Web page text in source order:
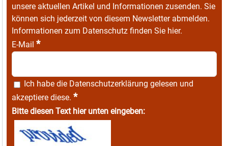
unsere aktuellen Artikel und Informationen zusenden. Sie
können sich jederzeit von diesem Newsletter abmelden.
Informationen zum Datenschutz finden Sie hier.
E-Mail *
Ich habe die Datenschutzerklärung gelesen und
akzeptiere diese. *
Bitte diesen Text hier unten eingeben: